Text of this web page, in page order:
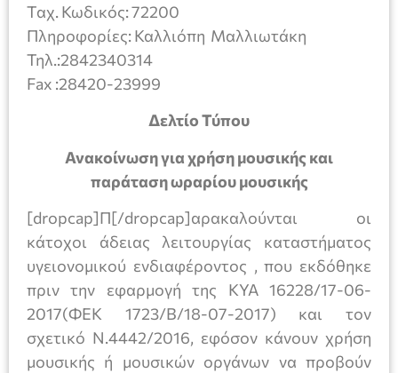
Ταχ. Κωδικός: 72200
Πληροφορίες: Καλλιόπη Μαλλιωτάκη
Τηλ.:2842340314
Fax :28420-23999
Δελτίο Τύπου
Ανακοίνωση για χρήση μουσικής και
παράταση ωραρίου μουσικής
[dropcap]Π[/dropcap]αρακαλούνται οι
κάτοχοι άδειας λειτουργίας καταστήματος
υγειονομικού ενδιαφέροντος , που εκδόθηκε
πριν την εφαρμογή της ΚΥΑ 16228/17-06-
2017(ΦΕΚ 1723/Β/18-07-2017) και τον
σχετικό Ν.4442/2016, εφόσον κάνουν χρήση
μουσικής ή μουσικών οργάνων να προβούν